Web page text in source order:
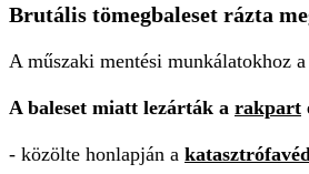
Brutális tömegbaleset rázta
A műszaki mentési munkálatokhoz a
A baleset miatt lezárták a rakpart
- közölte honlapján a